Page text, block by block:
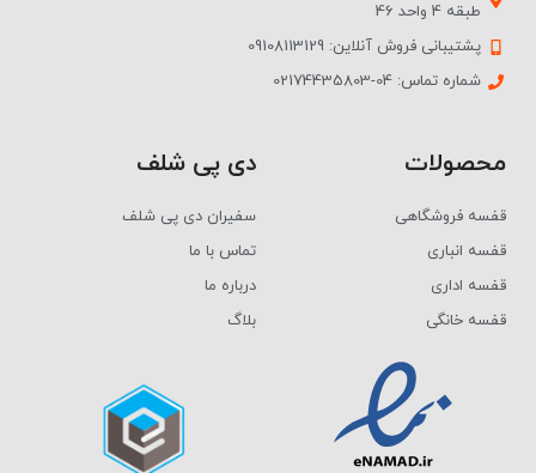
طبقه 4 واحد 46
پشتیبانی فروش آنلاین: 09108113129
شماره تماس: 04-02174435803
محصولات
قفسه فروشگاهی
قفسه انباری
قفسه اداری
قفسه خانگی
دی پی شلف
سفیران دی پی شلف
تماس با ما
درباره ما
بلاگ